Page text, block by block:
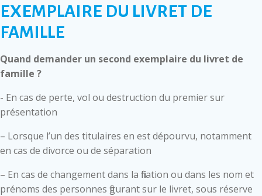
EXEMPLAIRE DU LIVRET DE
FAMILLE
Quand demander un second exemplaire du livret de
famille ?
- En cas de perte, vol ou destruction du premier sur
présentation
– Lorsque l’un des titulaires en est dépourvu, notamment
en cas de divorce ou de séparation
– En cas de changement dans la filiation ou dans les nom et
prénoms des personnes figurant sur le livret, sous réserve